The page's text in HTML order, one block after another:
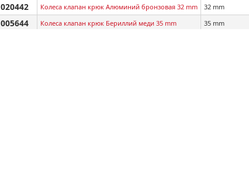
020442 Колеса клапан крюк Алюминий бронзовая 32 mm 32 mm
005644 Колеса клапан крюк Бериллий меди 35 mm 35 mm